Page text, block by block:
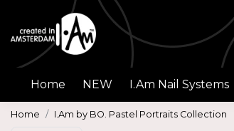
Home NEW I.Am Nail Systems
Home I.Am by BO. Pastel Portraits Collection